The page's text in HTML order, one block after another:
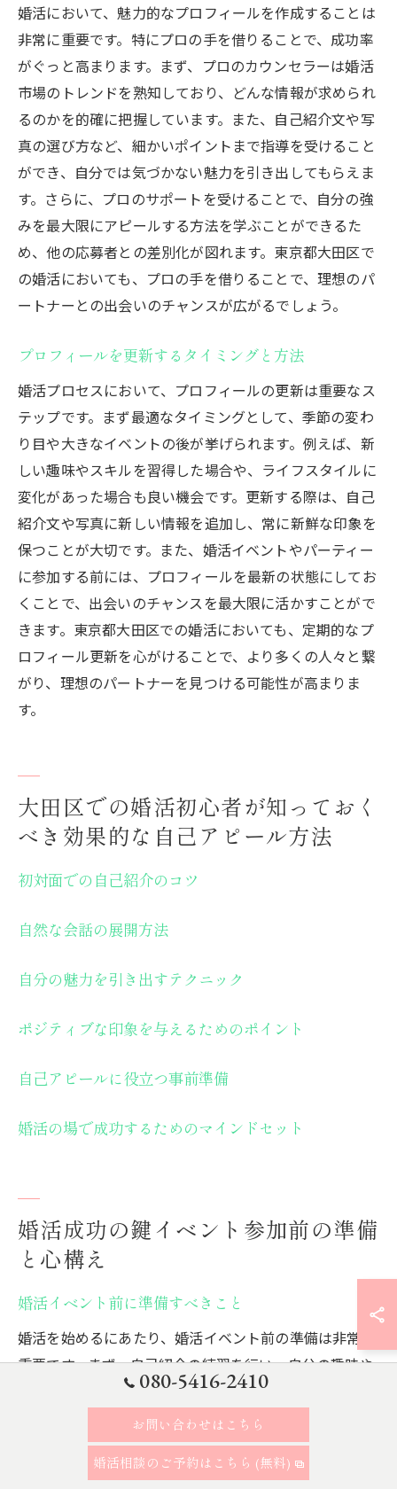
婚活において、魅力的なプロフィールを作成することは
非常に重要です。特にプロの手を借りることで、成功率
がぐっと高まります。まず、プロのカウンセラーは婚活
市場のトレンドを熟知しており、どんな情報が求められ
るのかを的確に把握しています。また、自己紹介文や写
真の選び方など、細かいポイントまで指導を受けること
ができ、自分では気づかない魅力を引き出してもらえま
す。さらに、プロのサポートを受けることで、自分の強
みを最大限にアピールする方法を学ぶことができるた
め、他の応募者との差別化が図れます。東京都大田区で
の婚活においても、プロの手を借りることで、理想のパ
ートナーとの出会いのチャンスが広がるでしょう。
プロフィールを更新するタイミングと方法
婚活プロセスにおいて、プロフィールの更新は重要なス
テップです。まず最適なタイミングとして、季節の変わ
り目や大きなイベントの後が挙げられます。例えば、新
しい趣味やスキルを習得した場合や、ライフスタイルに
変化があった場合も良い機会です。更新する際は、自己
紹介文や写真に新しい情報を追加し、常に新鮮な印象を
保つことが大切です。また、婚活イベントやパーティー
に参加する前には、プロフィールを最新の状態にしてお
くことで、出会いのチャンスを最大限に活かすことがで
きます。東京都大田区での婚活においても、定期的なプ
ロフィール更新を心がけることで、より多くの人々と繋
がり、理想のパートナーを見つける可能性が高まりま
す。
大田区での婚活初心者が知っておく
べき効果的な自己アピール方法
初対面での自己紹介のコツ
自然な会話の展開方法
自分の魅力を引き出すテクニック
ポジティブな印象を与えるためのポイント
自己アピールに役立つ事前準備
婚活の場で成功するためのマインドセット
婚活成功の鍵イベント参加前の準備
と心構え
婚活イベント前に準備すべきこと
婚活を始めるにあたり、婚活イベント前の準備は非常に
重要です。まず、自己紹介の練習を行い、自分の趣味や
興味を整理しておくことが大切です。これにより、当日
の会話がスムーズに進み、相手に興味を持ってもらいや
すくなります。また、イベントにふさわしい清潔感のあ
る服装を選ぶことも忘れずに。第一印象は非常に重要で
080-5416-2410
お問い合わせはこちら
婚活相談のご予約はこちら (無料)